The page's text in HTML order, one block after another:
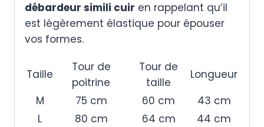
débardeur simili cuir en rappelant qu’il
est légèrement élastique pour épouser
vos formes.
Taille
Tour de
poitrine
Tour de
taille
Longueur
M
75 cm 60 cm
43 cm
L
80 cm 64 cm
44 cm